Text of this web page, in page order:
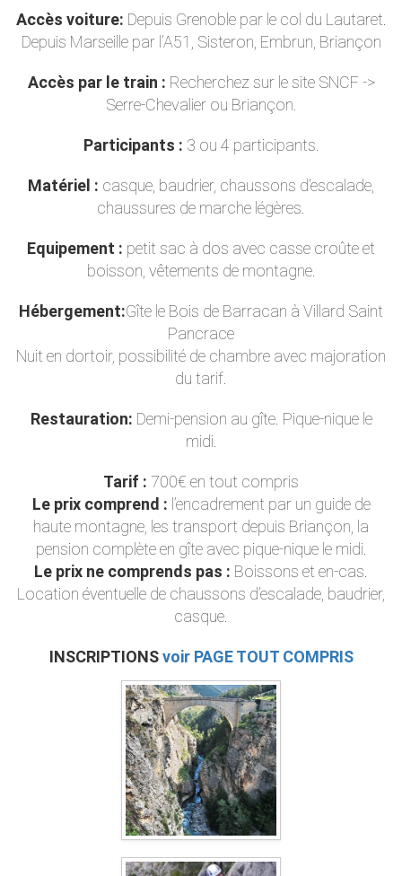
Accès voiture: Depuis Grenoble par le col du Lautaret.
Depuis Marseille par l’A51, Sisteron, Embrun, Briançon
Accès par le train : Recherchez sur le site SNCF ->
Serre-Chevalier ou Briançon.
Participants : 3 ou 4 participants.
Matériel : casque, baudrier, chaussons d'escalade,
chaussures de marche légères.
Equipement : petit sac à dos avec casse croûte et
boisson, vêtements de montagne.
Hébergement:Gîte le Bois de Barracan à Villard Saint
Pancrace
Nuit en dortoir, possibilité de chambre avec majoration
du tarif.
Restauration: Demi-pension au gîte. Pique-nique le
midi.
Tarif : 700€ en tout compris
Le prix comprend : l’encadrement par un guide de
haute montagne, les transport depuis Briançon, la
pension complète en gîte avec pique-nique le midi.
Le prix ne comprends pas : Boissons et en-cas.
Location éventuelle de chaussons d’escalade, baudrier,
casque.
INSCRIPTIONSvoir PAGE TOUT COMPRIS